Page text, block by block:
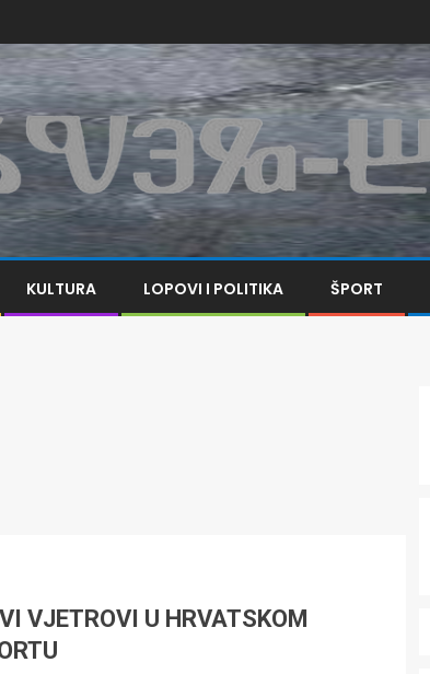
KULTURA LOPOVI I POLITIKA ŠPORT
VJETROVI U HRVATSKOM